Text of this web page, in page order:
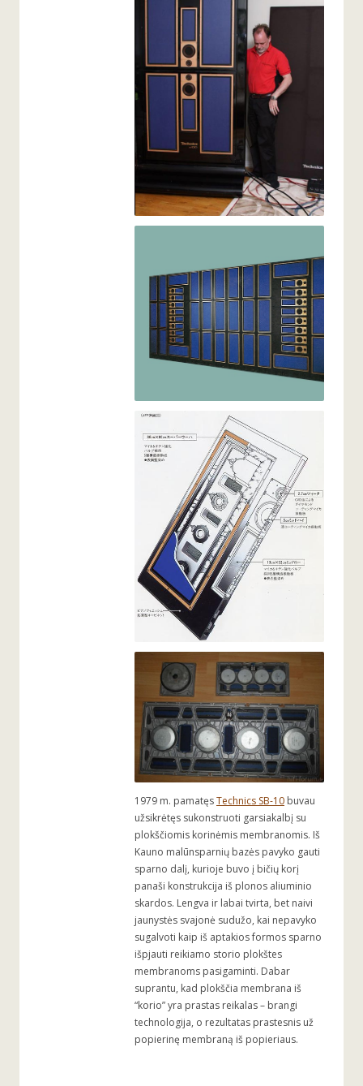
1979 m. pamatęsTechnics SB-10 buvau
užsikrėtęs sukonstruoti garsiakalbį su
plokščiomis korinėmis membranomis. Iš
Kauno malūnsparnių bazės pavyko gauti
sparno dalį, kurioje buvo į bičių korį
panaši konstrukcija iš plonos aliuminio
skardos. Lengva ir labai tvirta, bet naivi
jaunystės svajonė sudužo, kai nepavyko
sugalvoti kaip iš aptakios formos sparno
išpjauti reikiamo storio plokštes
membranoms pasigaminti. Dabar
suprantu, kad plokščia membrana iš
“korio” yra prastas reikalas – brangi
technologija, o rezultatas prastesnis už
popierinę membraną iš popieriaus.